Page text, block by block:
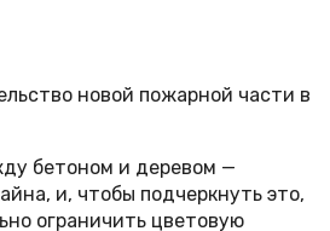
бетоном и деревом —
и, чтобы подчеркнуть это,
ограничить цветовую